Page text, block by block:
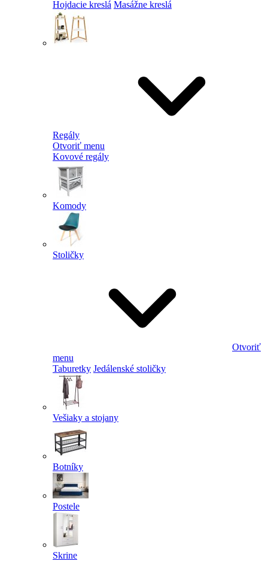
Hojdacie kreslá Masážne kreslá
Regály
Otvoriť menu
Kovové regály
Komody
Stoličky
Otvoriť
menu
Taburetky Jedálenské stoličky
Vešiaky a stojany
Botníky
Postele
Skrine